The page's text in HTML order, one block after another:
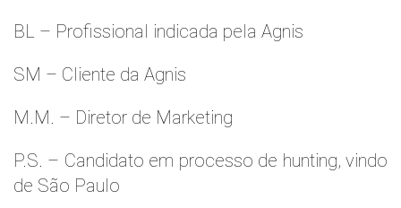
BL – Profissional indicada pela Agnis
SM – Cliente da Agnis
M.M. – Diretor de Marketing
P.S. – Candidato em processo de hunting, vindo
de São Paulo